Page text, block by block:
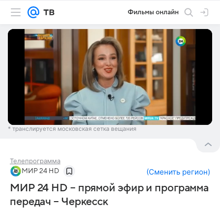
Фильмы онлайн
* транслируется московская сетка вещания
Телепрограмма
МИР 24 HD (Сменить регион)
МИР 24 HD – прямой эфир и программа
передач – Черкесск